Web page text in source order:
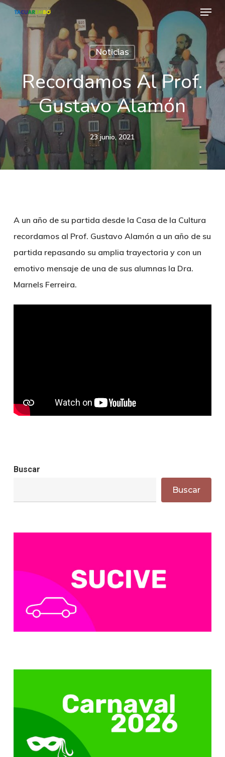
Skip
content
Menu
Noticias
Recordamos Al Prof.
Gustavo Alamón
23 junio, 2021
A un año de su partida desde la Casa de la Cultura
recordamos al Prof. Gustavo Alamón a un año de su
partida repasando su amplia trayectoria y con un
emotivo mensaje de una de sus alumnas la Dra.
Marnels Ferreira.
Buscar
Buscar
Close